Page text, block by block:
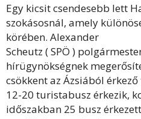
Egy kicsit csendesebb lett
szokásosnál, amely
körében. Alexander
Scheutz (SPÖ )
hírügynökségnek
csökkent az Ázsiából
12-20 turistabusz érkezik,
időszakban 25 busz